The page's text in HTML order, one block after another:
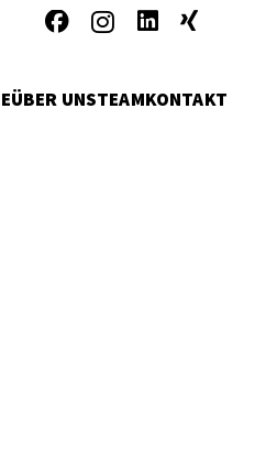
ÜBER UNSTEAMKONTAKT